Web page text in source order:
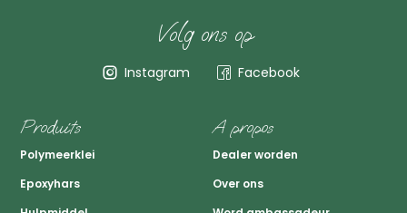
Volg ons op
Instagram Facebook
Produits
Polymeerklei
Epoxyhars
A propos
Dealer worden
Over ons